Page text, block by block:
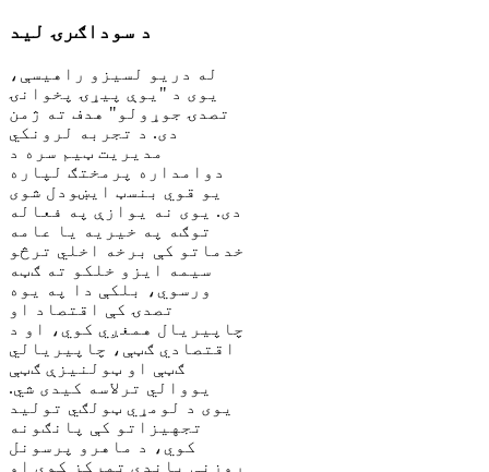
د سوداګرۍ لید
له دریو لسیزو راهیسې،
یوی د "یوې پیړۍ پخوانۍ
تصدۍ جوړولو" هدف ته ژمن
دی. د تجربه لرونکي
مدیریت ټیم سره د
دوامداره پرمختګ لپاره
یو قوي بنسټ ایښودل شوی
دی. یوی نه یوازې په فعاله
توګه په خیریه یا عامه
خدماتو کې برخه اخلي ترڅو
سیمه ایزو خلکو ته ګټه
ورسوي، بلکې دا په یوه
تصدۍ کې اقتصاد او
چاپیریال همغږي کوي، او د
اقتصادي ګټې، چاپیریالي
ګټې او ټولنیزې ګټې
یووالي ترلاسه کیدی شي.
یوی د لومړي ټولګي تولید
تجهیزاتو کې پانګونه
کوي، د ماهرو پرسونل
روزنې باندې تمرکز کوي او